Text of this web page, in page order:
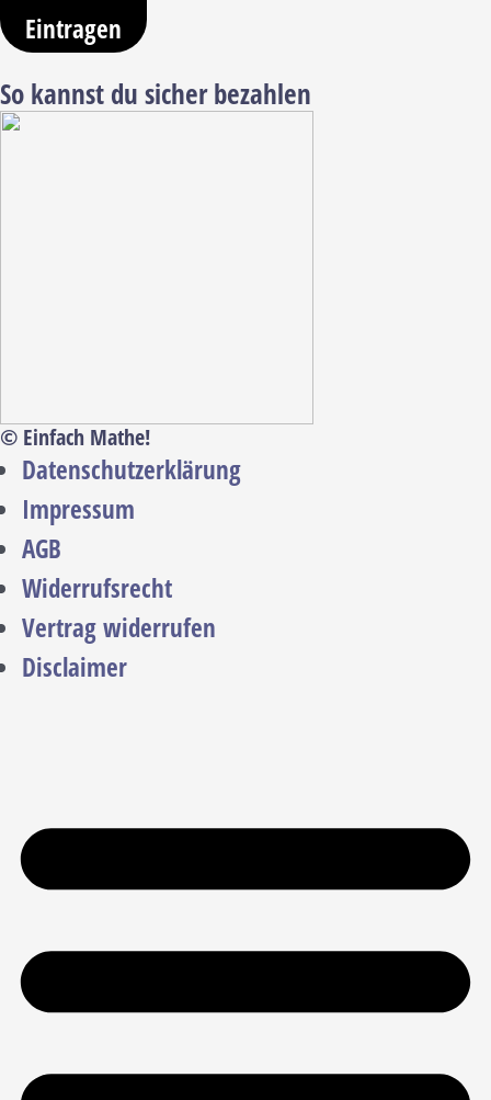
Eintragen
So kannst du sicher bezahlen
© Einfach Mathe!
Datenschutzerklärung
Impressum
AGB
Widerrufsrecht
Vertrag widerrufen
Disclaimer